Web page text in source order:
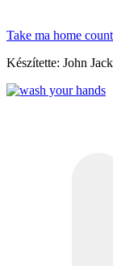
Take ma home
Készítette: John